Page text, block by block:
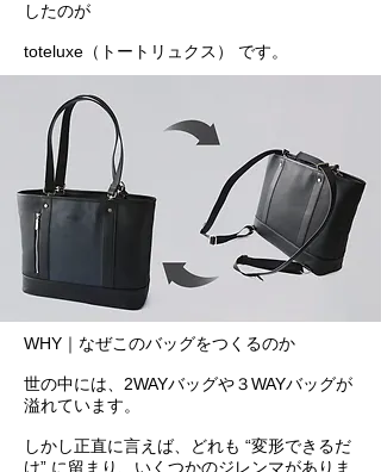
したのが
toteluxe（トートリュクス） です。
WHY｜ なぜこのバッグをつくるのか
世の中には、2WAYバッグや３WAYバッグが
溢れています。
しかし正直に言えば、どれも “変形できるだ
け” に留まり、いくつかのジレンマがありま